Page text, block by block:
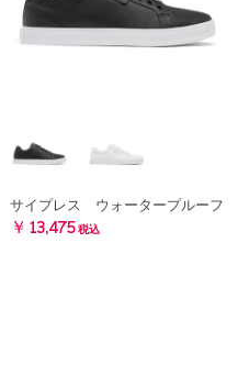
サイプレス ウォータープルーフ
￥13,475 税込